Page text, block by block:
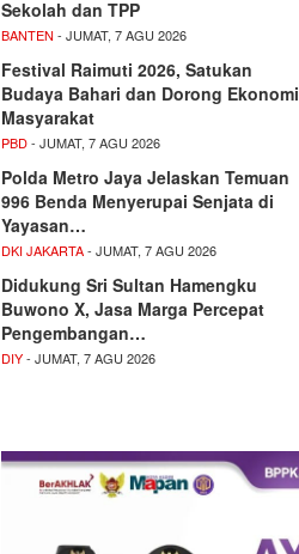
Sekolah dan TPP
BANTEN - JUMAT, 7 AGU 2026
Festival Raimuti 2026, Satukan
Budaya Bahari dan Dorong Ekonomi
Masyarakat
PBD- JUMAT, 7 AGU 2026
Polda Metro Jaya Jelaskan Temuan
996 Benda Menyerupai Senjata di
Yayasan…
DKI JAKARTA- JUMAT, 7 AGU 2026
Didukung Sri Sultan Hamengku
Buwono X, Jasa Marga Percepat
Pengembangan…
DIY- JUMAT, 7 AGU 2026